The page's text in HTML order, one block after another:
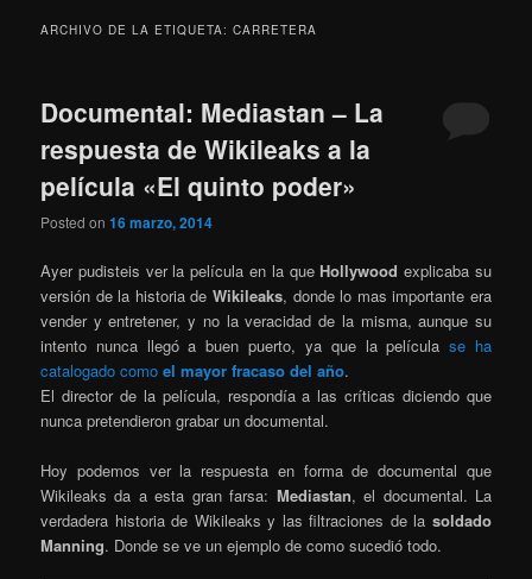
ARCHIVO DE LA ETIQUETA:CARRETERA
Documental: Mediastan – La
respuesta de Wikileaks a la
película «El quinto poder»
Posted on16 marzo, 2014
Ayer pudisteis ver la película en la que Hollywood explicaba su
versión de la historia de Wikileaks, donde lo mas importante era
vender y entretener, y no la veracidad de la misma, aunque su
intento nunca llegó a buen puerto, ya que la películase ha
catalogado comoel mayor fracaso del año.
El director de la película, respondía a las críticas diciendo que
nunca pretendieron grabar un documental.
Hoy podemos ver la respuesta en forma de documental que
Wikileaks da a esta gran farsa: Mediastan, el documental. La
verdadera historia de Wikileaks y las filtraciones de la soldado
Manning. Donde se ve un ejemplo de como sucedió todo.